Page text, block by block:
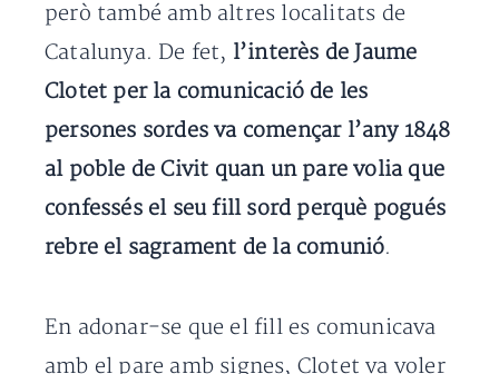
però també amb altres localitats de
Catalunya. De fet, l’interès de Jaume
Clotet per la comunicació de les
persones sordes va començar l’any 1848
al poble de Civit quan un pare volia que
confessés el seu fill sord perquè pogués
rebre el sagrament de la comunió.
En adonar-se que el fill es comunicava
amb el pare amb signes, Clotet va voler